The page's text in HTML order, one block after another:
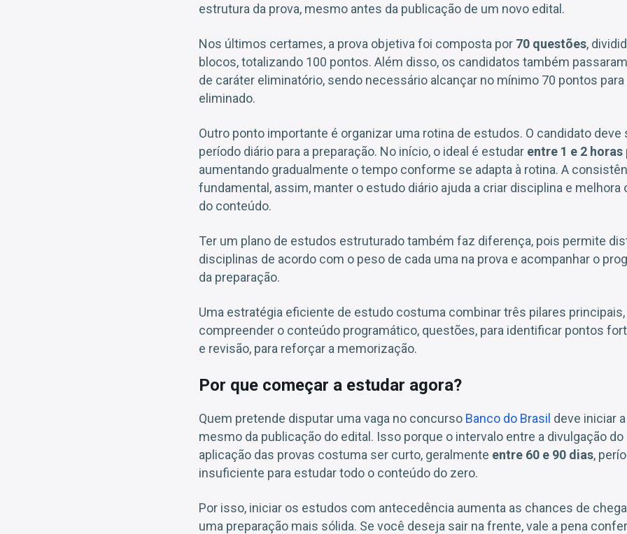
estrutura da prova, mesmo antes da publicação de um novo edital.
Nos últimos certames, a prova objetiva foi composta por 70 questões,
blocos, totalizando 100 pontos. Além disso, os candidatos também
de caráter eliminatório, sendo necessário alcançar no mínimo 70 pontos para
eliminado.
Outro ponto importante é organizar uma rotina de estudos. O candidato deve
período diário para a preparação. No início, o ideal é estudar entre 1 e 2 horas
aumentando gradualmente o tempo conforme se adapta à rotina. A
fundamental, assim, manter o estudo diário ajuda a criar disciplina e melhora
do conteúdo.
Ter um plano de estudos estruturado também faz diferença, pois permite
disciplinas de acordo com o peso de cada uma na prova e acompanhar o
da preparação.
Uma estratégia eficiente de estudo costuma combinar três pilares principais,
compreender o conteúdo programático, questões, para identificar pontos
e revisão, para reforçar a memorização.
Por que começar a estudar agora?
Quem pretende disputar uma vaga no concurso Banco do Brasil deve iniciar
mesmo da publicação do edital. Isso porque o intervalo entre a divulgação do
aplicação das provas costuma ser curto, geralmente entre 60 e 90 dias,
insuficiente para estudar todo o conteúdo do zero.
Por isso, iniciar os estudos com antecedência aumenta as chances de
uma preparação mais sólida. Se você deseja sair na frente, vale a pena